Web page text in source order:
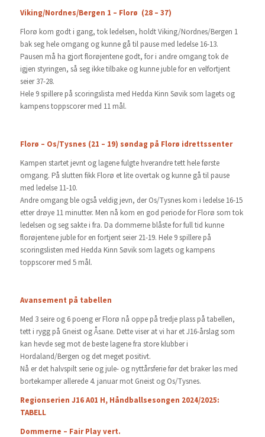
Viking/Nordnes/Bergen 1 – Florø (28 – 37)
Florø kom godt i gang, tok ledelsen, holdt Viking/Nordnes/Bergen 1
bak seg hele omgang og kunne gå til pause med ledelse 16-13.
Pausen må ha gjort florøjentene godt, for i andre omgang tok de
igjen styringen, så seg ikke tilbake og kunne juble for en velfortjent
seier 37-28.
Hele 9 spillere på scoringslista med Hedda Kinn Søvik som lagets og
kampens toppscorer med 11 mål.
Florø – Os/Tysnes (21 – 19) søndag på Florø idrettssenter
Kampen startet jevnt og lagene fulgte hverandre tett hele første
omgang. På slutten fikk Florø et lite overtak og kunne gå til pause
med ledelse 11-10.
Andre omgang ble også veldig jevn, der Os/Tysnes kom i ledelse 16-15
etter drøye 11 minutter. Men nå kom en god periode for Florø som tok
ledelsen og seg sakte i fra. Da dommerne blåste for full tid kunne
florøjentene juble for en fortjent seier 21-19. Hele 9 spillere på
scoringslisten med Hedda Kinn Søvik som lagets og kampens
toppscorer med 5 mål.
Avansement på tabellen
Med 3 seire og 6 poeng er Florø nå oppe på tredje plass på tabellen,
tett i rygg på Gneist og Åsane. Dette viser at vi har et J16-årslag som
kan hevde seg mot de beste lagene fra store klubber i
Hordaland/Bergen og det meget positivt.
Nå er det halvspilt serie og jule- og nyttårsferie før det braker løs med
bortekamper allerede 4. januar mot Gneist og Os/Tysnes.
Regionserien J16 A01 H, Håndballsesongen 2024/2025:
TABELL
Dommerne – Fair Play vert.